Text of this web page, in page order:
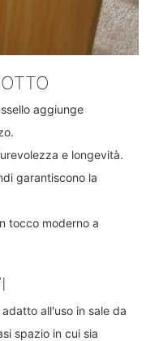
aggiunge
e longevità.
garantiscono la
tocco moderno a
all'uso in sale da
spazio in cui sia